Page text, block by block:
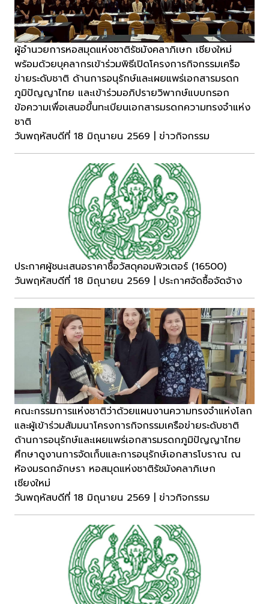
ผู้อำนวยการหอสมุดแห่งชาติรัชมังคลาภิเษก เชียงใหม่
พร้อมด้วยบุคลากรเข้าร่วมพิธีเปิดโครงการกิจกรรมเครือ
ข่ายระดับชาติ ด้านการอนุรักษ์และเผยแพร่เอกสารมรดก
ภูมิปัญญาไทย และเข้าร่วมอภิปรายวิพากษ์แบบกรอก
ข้อความเพื่อเสนอขึ้นทะเบียนเอกสารมรดกความทรงจำแห่ง
ชาติ
วันพฤหัสบดีที่ 18 มิถุนายน 2569 | ข่าวกิจกรรม
ประกาศผู้ชนะเสนอราคาซื้อวัสดุคอมพิวเตอร์ (16500)
วันพฤหัสบดีที่ 18 มิถุนายน 2569 | ประกาศจัดซื้อจัดจ้าง
คณะกรรมการแห่งชาติว่าด้วยแผนงานความทรงจำแห่งโลก
และผู้เข้าร่วมสัมมนาโครงการกิจกรรมเครือข่ายระดับชาติ
ด้านการอนุรักษ์และเผยแพร่เอกสารมรดกภูมิปัญญาไทย
ศึกษาดูงานการจัดเก็บและการอนุรักษ์เอกสารโบราณ ณ
ห้องมรดกอักษรา หอสมุดแห่งชาติรัชมังคลาภิเษก
เชียงใหม่
วันพฤหัสบดีที่ 18 มิถุนายน 2569 | ข่าวกิจกรรม